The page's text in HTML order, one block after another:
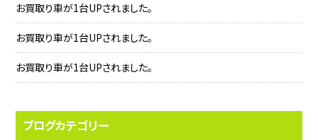
お買取り車が1台UPされました。
お買取り車が1台UPされました。
お買取り車が1台UPされました。
ブログカテゴリー